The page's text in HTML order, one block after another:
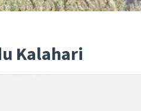
Kalahari